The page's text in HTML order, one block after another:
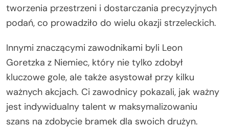
tworzenia przestrzeni i dostarczania precyzyjnych
podań, co prowadziło do wielu okazji strzeleckich.
Innymi znaczącymi zawodnikami byli Leon
Goretzka z Niemiec, który nie tylko zdobył
kluczowe gole, ale także asystował przy kilku
ważnych akcjach. Ci zawodnicy pokazali, jak ważny
jest indywidualny talent w maksymalizowaniu
szans na zdobycie bramek dla swoich drużyn.